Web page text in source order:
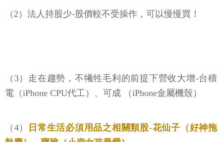
（2）法人持股少-股價較不受操作，可以慢慢買！
（3）走在趨勢，不犧牲毛利的前提下營收大增-台積
電（iPhone CPU代工）、可成 （iPhone金屬機殼）
（4）
日常生活必須用品之相關類股-花仙子（好神拖